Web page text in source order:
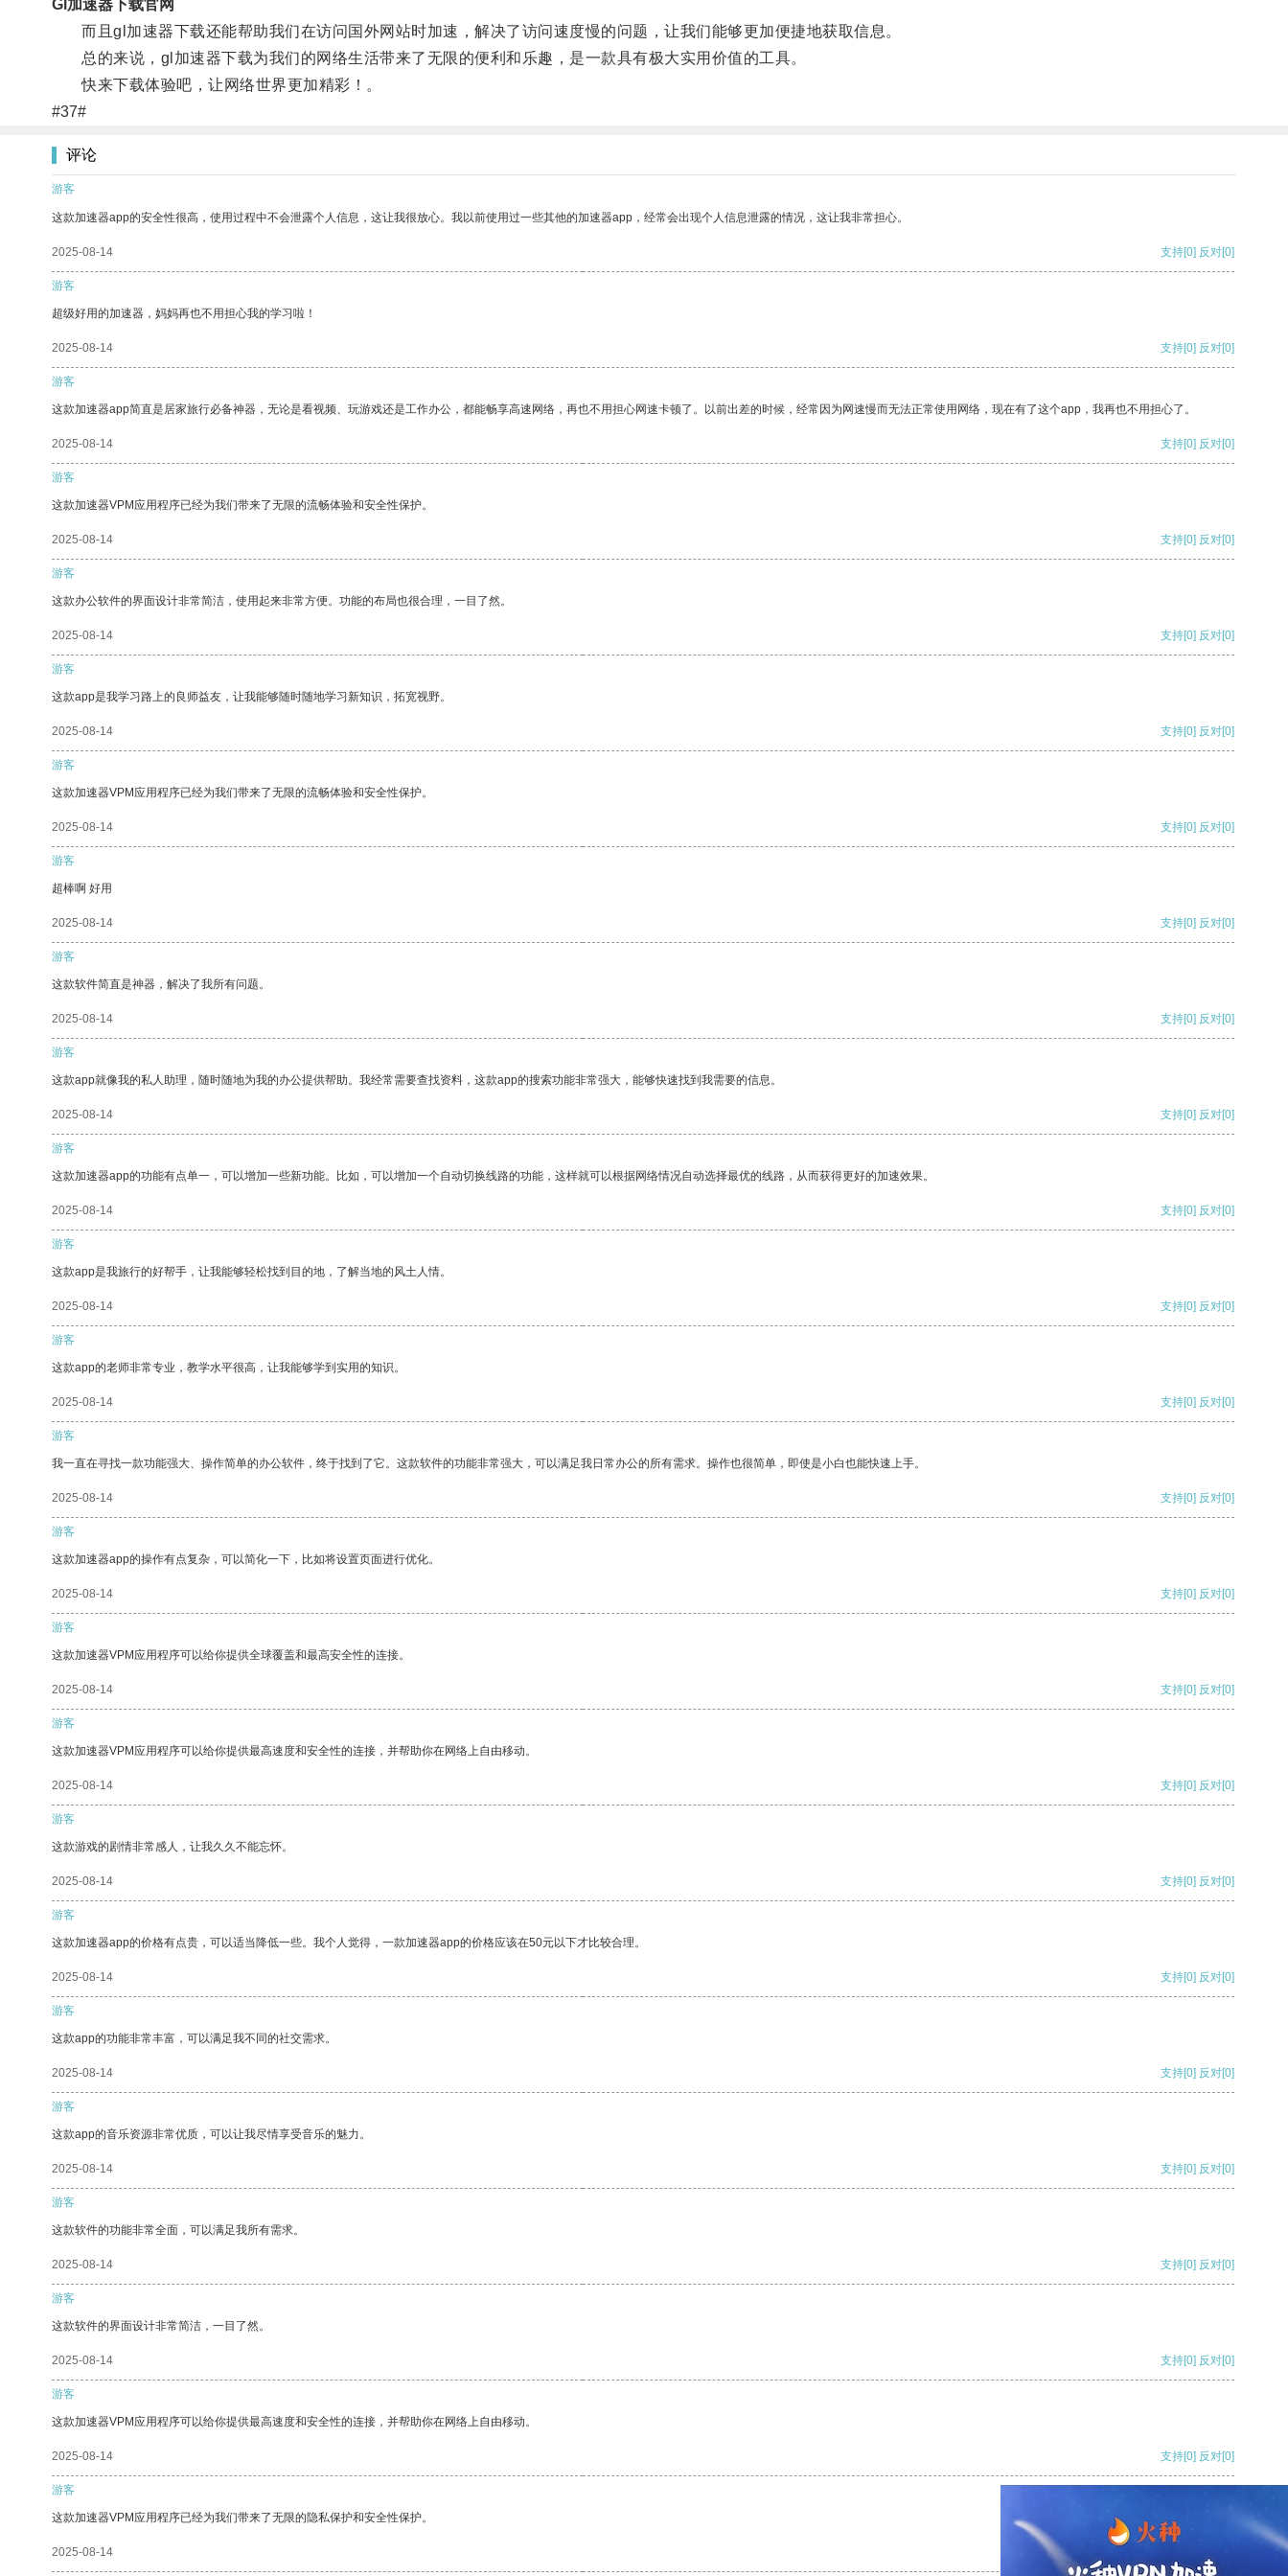
Gl加速器下载官网
而且gl加速器下载还能帮助我们在访问国外网站时加速，解决了访问速度慢的问题，让我们能够更加便捷地获取信息。
总的来说，gl加速器下载为我们的网络生活带来了无限的便利和乐趣，是一款具有极大实用价值的工具。
快来下载体验吧，让网络世界更加精彩！。
#37#
评论
游客
这款加速器app的安全性很高，使用过程中不会泄露个人信息，这让我很放心。我以前使用过一些其他的加速器app，经常会出现个人信息泄露的情况，这让我非常担心。
2025-08-14 支持[0] 反对[0]
游客
超级好用的加速器，妈妈再也不用担心我的学习啦！
2025-08-14 支持[0] 反对[0]
游客
这款加速器app简直是居家旅行必备神器，无论是看视频、玩游戏还是工作办公，都能畅享高速网络，再也不用担心网速卡顿了。以前出差的时候，经常因为网速慢而无法正常使用网络，现在有了这个app，我再也不用担心了。
2025-08-14 支持[0] 反对[0]
游客
这款加速器VPM应用程序已经为我们带来了无限的流畅体验和安全性保护。
2025-08-14 支持[0] 反对[0]
游客
这款办公软件的界面设计非常简洁，使用起来非常方便。功能的布局也很合理，一目了然。
2025-08-14 支持[0] 反对[0]
游客
这款app是我学习路上的良师益友，让我能够随时随地学习新知识，拓宽视野。
2025-08-14 支持[0] 反对[0]
游客
这款加速器VPM应用程序已经为我们带来了无限的流畅体验和安全性保护。
2025-08-14 支持[0] 反对[0]
游客
超棒啊 好用
2025-08-14 支持[0] 反对[0]
游客
这款软件简直是神器，解决了我所有问题。
2025-08-14 支持[0] 反对[0]
游客
这款app就像我的私人助理，随时随地为我的办公提供帮助。我经常需要查找资料，这款app的搜索功能非常强大，能够快速找到我需要的信息。
2025-08-14 支持[0] 反对[0]
游客
这款加速器app的功能有点单一，可以增加一些新功能。比如，可以增加一个自动切换线路的功能，这样就可以根据网络情况自动选择最优的线路，从而获得更好的加速效果。
2025-08-14 支持[0] 反对[0]
游客
这款app是我旅行的好帮手，让我能够轻松找到目的地，了解当地的风土人情。
2025-08-14 支持[0] 反对[0]
游客
这款app的老师非常专业，教学水平很高，让我能够学到实用的知识。
2025-08-14 支持[0] 反对[0]
游客
我一直在寻找一款功能强大、操作简单的办公软件，终于找到了它。这款软件的功能非常强大，可以满足我日常办公的所有需求。操作也很简单，即使是小白也能快速上手。
2025-08-14 支持[0] 反对[0]
游客
这款加速器app的操作有点复杂，可以简化一下，比如将设置页面进行优化。
2025-08-14 支持[0] 反对[0]
游客
这款加速器VPM应用程序可以给你提供全球覆盖和最高安全性的连接。
2025-08-14 支持[0] 反对[0]
游客
这款加速器VPM应用程序可以给你提供最高速度和安全性的连接，并帮助你在网络上自由移动。
2025-08-14 支持[0] 反对[0]
游客
这款游戏的剧情非常感人，让我久久不能忘怀。
2025-08-14 支持[0] 反对[0]
游客
这款加速器app的价格有点贵，可以适当降低一些。我个人觉得，一款加速器app的价格应该在50元以下才比较合理。
2025-08-14 支持[0] 反对[0]
游客
这款app的功能非常丰富，可以满足我不同的社交需求。
2025-08-14 支持[0] 反对[0]
游客
这款app的音乐资源非常优质，可以让我尽情享受音乐的魅力。
2025-08-14 支持[0] 反对[0]
游客
这款软件的功能非常全面，可以满足我所有需求。
2025-08-14 支持[0] 反对[0]
游客
这款软件的界面设计非常简洁，一目了然。
2025-08-14 支持[0] 反对[0]
游客
这款加速器VPM应用程序可以给你提供最高速度和安全性的连接，并帮助你在网络上自由移动。
2025-08-14 支持[0] 反对[0]
游客
这款加速器VPM应用程序已经为我们带来了无限的隐私保护和安全性保护。
2025-08-14